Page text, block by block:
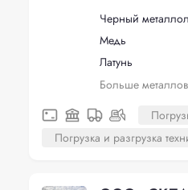
Черный
Медь
Латунь
Больше металлов
Погрузка и разгрузка